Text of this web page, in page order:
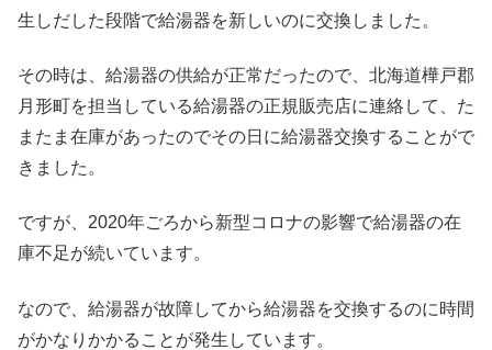
生しだした段階で給湯器を新しいのに交換しました。
その時は、給湯器の供給が正常だったので、北海道樺戸郡
月形町を担当している給湯器の正規販売店に連絡して、た
またま在庫があったのでその日に給湯器交換することがで
きました。
ですが、2020年ごろから新型コロナの影響で給湯器の在
庫不足が続いています。
なので、給湯器が故障してから給湯器を交換するのに時間
がかなりかかることが発生しています。